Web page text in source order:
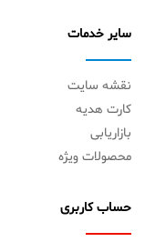
سایر خدمات
نقشه سایت
کارت هدیه
بازاریابی
محصولات ویژه
حساب کاربری